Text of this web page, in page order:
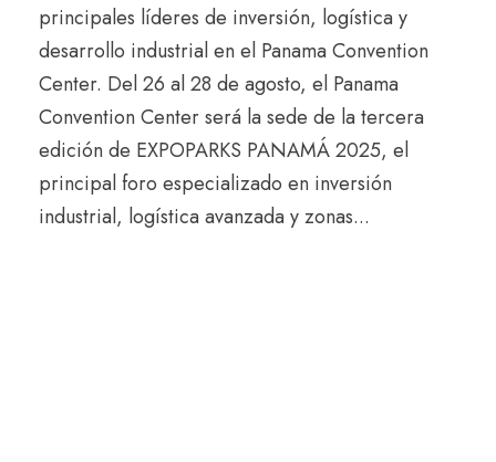
principales líderes de inversión, logística y
desarrollo industrial en el Panama Convention
Center. Del 26 al 28 de agosto, el Panama
Convention Center será la sede de la tercera
edición de EXPOPARKS PANAMÁ 2025, el
principal foro especializado en inversión
industrial, logística avanzada y zonas...